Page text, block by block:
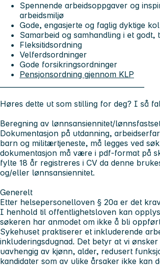
Spennende arbeidsoppgaver og
arbeidsmiljø
Gode, engasjerte og faglig dyktige
Samarbeid og samhandling i et godt,
Fleksitidsordning
Velferdsordninger
Gode forsikringsordninger
Pensjonsordning gjennom KLP
Høres dette ut som stilling for deg? I så
Beregning av lønnsansiennitet/
Dokumentasjon på utdanning,
barn og militærtjeneste, må legges ved
dokumentasjon må være i pdf-format på
fylte 18 år registreres i CV da denne
og/eller lønnsansiennitet.
Generelt
Etter helsepersonelloven § 20a er det
I henhold til offentlighetsloven kan
søkeren har anmodet om ikke å bli
Sykehuset praktiserer et inkluderende
inkluderingsdugnad. Det betyr at vi
uavhengig av kjønn, alder, redusert
kandidater som av ulike årsaker ikke kan